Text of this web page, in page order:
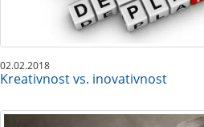
02.02.2018
Kreativnost vs. inovativnost